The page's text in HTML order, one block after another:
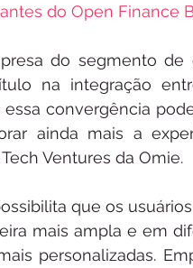
do Open Finance
do segmento de
na integração
convergência
ainda mais a
Ventures da Omie.
que os usuários
mais ampla e em
personalizadas.